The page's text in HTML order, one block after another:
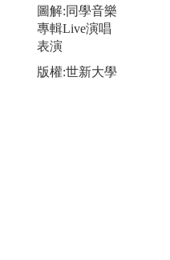
中，熟悉各個
專業職位。另
外透過紀錄片
研究與賞析，
使同學關注社
圖解:同學音樂
專輯Live演唱
表演
版權:世新大學